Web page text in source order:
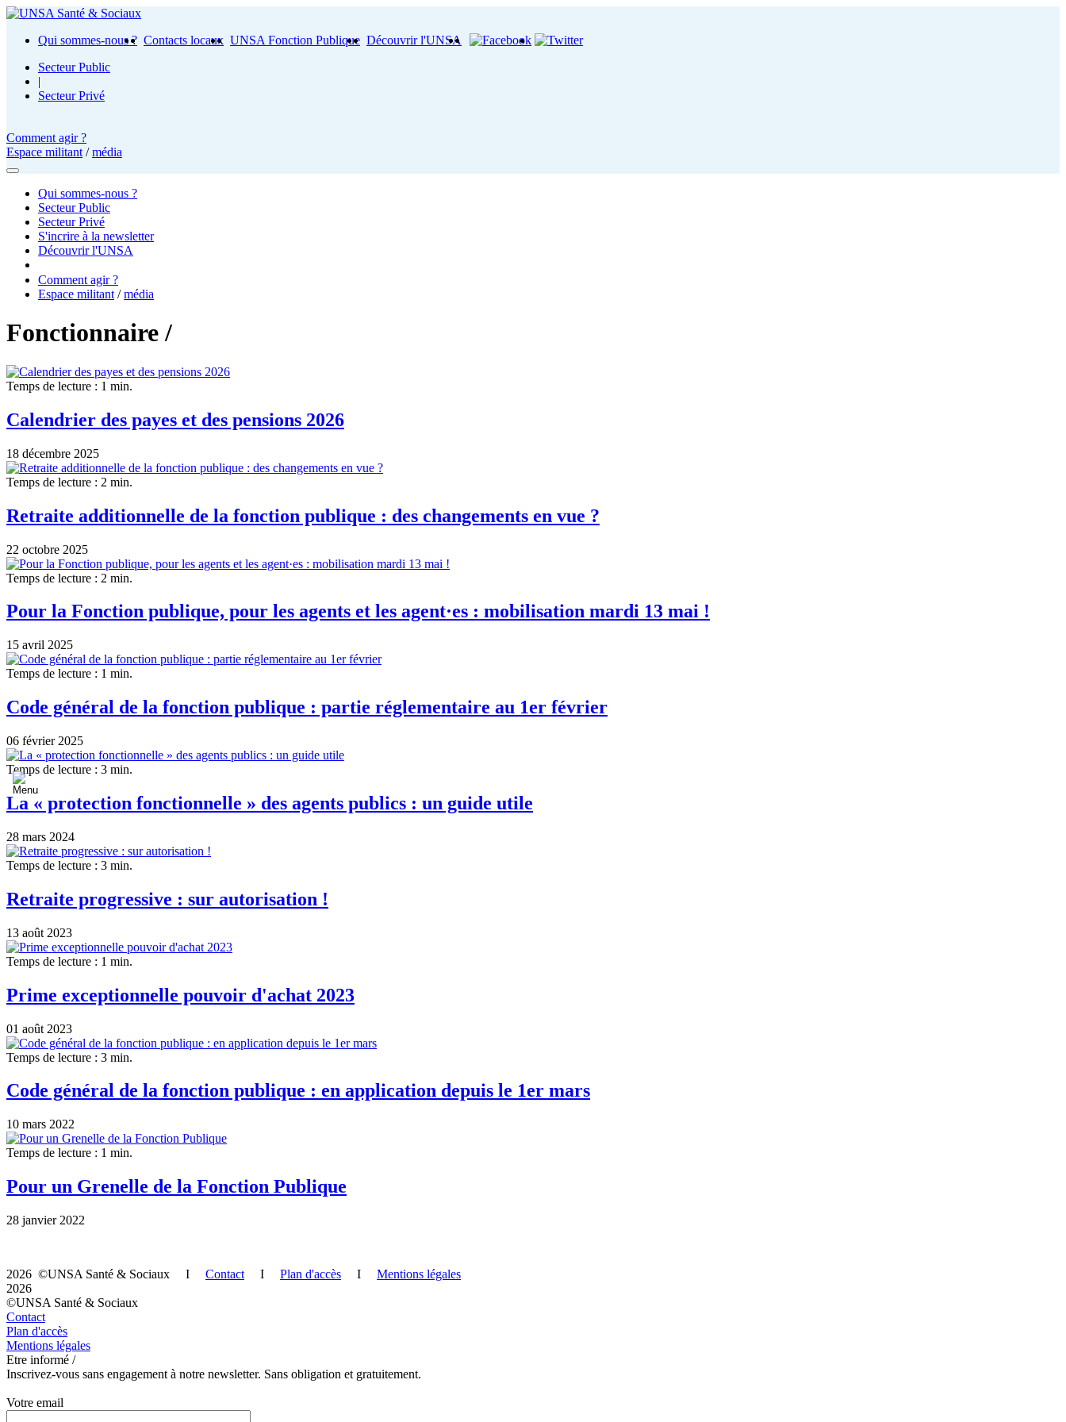
Qui sommes-nous ? Contacts locaux UNSA Fonction Publique Découvrir l'UNSA
Secteur Public
|
Secteur Privé
Comment agir ?
Espace militant /média
Qui sommes-nous ?
Secteur Public
Secteur Privé
S'incrire à la newsletter
Découvrir l'UNSA
Comment agir ?
Espace militant /média
Fonctionnaire /
Temps de lecture : 1 min.
Calendrier des payes et des pensions 2026
18 décembre 2025
Temps de lecture : 2 min.
Retraite additionnelle de la fonction publique : des changements en vue ?
22 octobre 2025
Temps de lecture : 2 min.
Pour la Fonction publique, pour les agents et les agent·es : mobilisation mardi 13 mai !
15 avril 2025
Temps de lecture : 1 min.
Code général de la fonction publique : partie réglementaire au 1er février
06 février 2025
Temps de lecture : 3 min.
La « protection fonctionnelle » des agents publics : un guide utile
28 mars 2024
Temps de lecture : 3 min.
Retraite progressive : sur autorisation !
13 août 2023
Temps de lecture : 1 min.
Prime exceptionnelle pouvoir d'achat 2023
01 août 2023
Temps de lecture : 3 min.
Code général de la fonction publique : en application depuis le 1er mars
10 mars 2022
Temps de lecture : 1 min.
Pour un Grenelle de la Fonction Publique
28 janvier 2022
2026 ©UNSA Santé & Sociaux I Contact I Plan d'accès I Mentions légales
2026
©UNSA Santé & Sociaux
Contact
Plan d'accès
Mentions légales
Etre informé /
Inscrivez-vous sans engagement à notre newsletter. Sans obligation et gratuitement.
Votre email